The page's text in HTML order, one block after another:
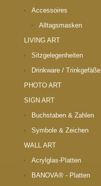
Accessoires
Alltagsmasken
LIVING ART
Sitzgelegenheiten
Drinkware / Trinkgefäße
PHOTO ART
SIGN ART
Buchstaben & Zahlen
Symbole & Zeichen
WALL ART
Acrylglas-Platten
BANOVA® - Platten